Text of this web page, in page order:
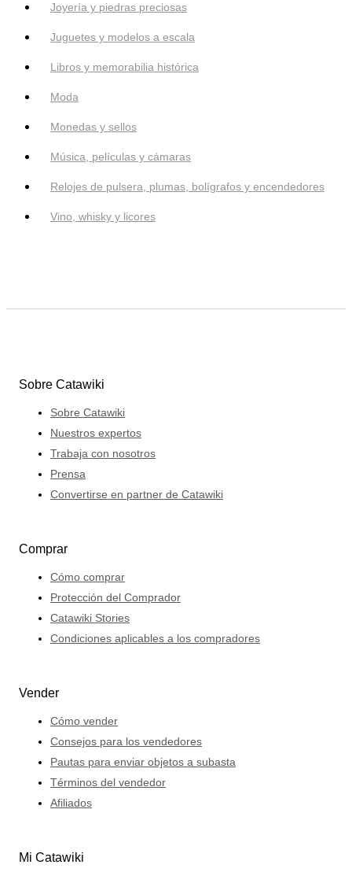
Joyería y piedras preciosas
Juguetes y modelos a escala
Libros y memorabilia histórica
Moda
Monedas y sellos
Música, películas y cámaras
Relojes de pulsera, plumas, bolígrafos y encendedores
Vino, whisky y licores
Sobre Catawiki
Sobre Catawiki
Nuestros expertos
Trabaja con nosotros
Prensa
Convertirse en partner de Catawiki
Comprar
Cómo comprar
Protección del Comprador
Catawiki Stories
Condiciones aplicables a los compradores
Vender
Cómo vender
Consejos para los vendedores
Pautas para enviar objetos a subasta
Términos del vendedor
Afiliados
Mi Catawiki